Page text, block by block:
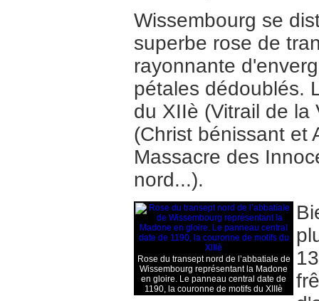
Wissembourg se
superbe rose de
rayonnante
pétales dédoublés.
du XIIè (Vitrail de la
(Christ bénissant et
Massacre des
nord...).
Rose du transept nord de l’abbatiale de
Wissembourg représentant la Madone
en gloire. Le panneau central date de
1190, la couronne de motifs du XIIIè